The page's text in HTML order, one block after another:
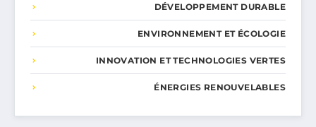
DÉVELOPPEMENT DURABLE
ENVIRONNEMENT ET ÉCOLOGIE
INNOVATION ET TECHNOLOGIES VERTES
ÉNERGIES RENOUVELABLES